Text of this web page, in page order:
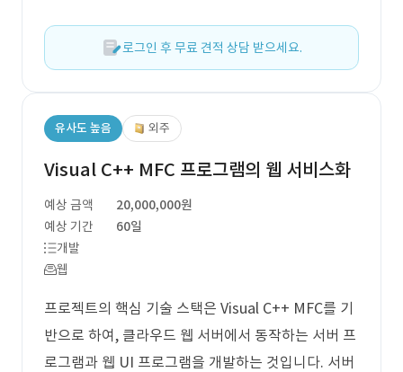
로그인 후 무료 견적 상담 받으세요.
유사도 높음 외주
Visual C++ MFC 프로그램의 웹 서비스화
예상 금액
20,000,000원
예상 기간
60일
개발
웹
프로젝트의 핵심 기술 스택은 Visual C++ MFC를 기
반으로 하여, 클라우드 웹 서버에서 동작하는 서버 프
로그램과 웹 UI 프로그램을 개발하는 것입니다. 서버